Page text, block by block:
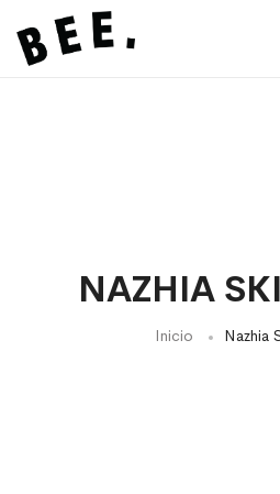
NAZHIA
Inicio Nazhia